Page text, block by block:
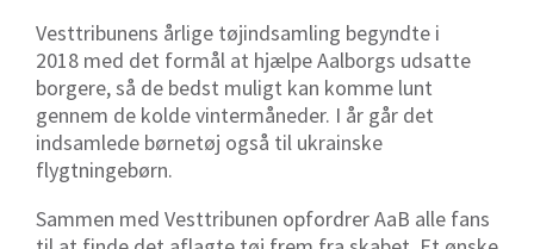
Vesttribunens årlige tøjindsamling begyndte i
2018 med det formål at hjælpe Aalborgs udsatte
borgere, så de bedst muligt kan komme lunt
gennem de kolde vintermåneder. I år går det
indsamlede børnetøj også til ukrainske
flygtningebørn.
Sammen med Vesttribunen opfordrer AaB alle fans